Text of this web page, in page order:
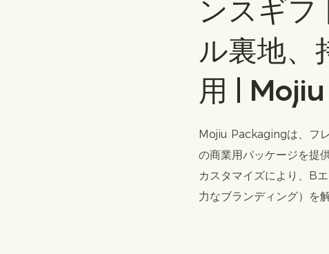
ンスギフ
ル裏地、
用 |
Mojiu Packagingは、フ
の商業用パッケージを提
カスタマイズにより、B
力なブランディング）を